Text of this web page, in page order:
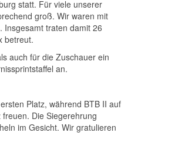
statt. Für viele unserer
groß. Wir waren mit
Insgesamt traten damit 26
betreut.
auch für die Zuschauer ein
an.
Platz, während BTB II auf
Die Siegerehrung
im Gesicht. Wir gratulieren